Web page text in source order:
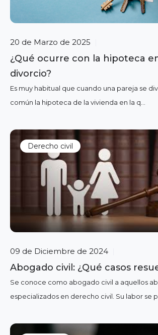
20 de Marzo de 2025
¿Qué ocurre con la hipoteca
divorcio?
Es muy habitual que cuando una pareja se
común la hipoteca de la vivienda en la q...
Derecho civil
09 de Diciembre de 2024
Abogado civil: ¿Qué casos
Se conoce como abogado civil a aquellos
especializados en derecho civil. Su labor se